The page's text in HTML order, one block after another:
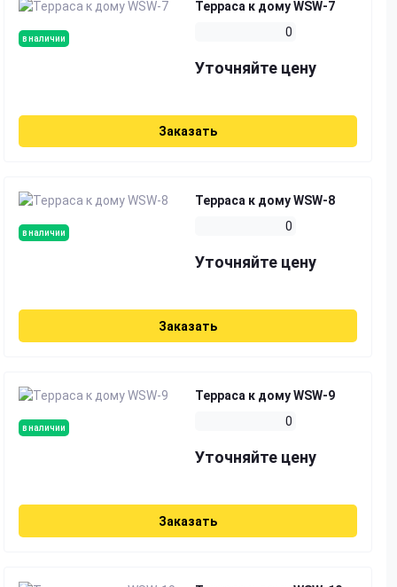
в наличии
Терраса к дому WSW-7
0
Уточняйте цену
Заказать
в наличии
Терраса к дому WSW-8
0
Уточняйте цену
Заказать
в наличии
Терраса к дому WSW-9
0
Уточняйте цену
Заказать